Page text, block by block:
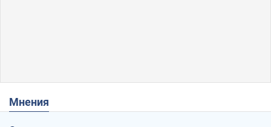
Мнения